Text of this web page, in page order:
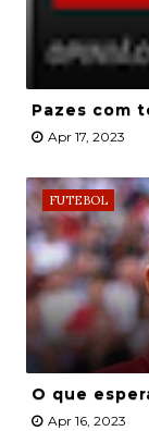
Pazes com
Apr 17, 2023
FUTEBOL
O que
Apr 16, 2023